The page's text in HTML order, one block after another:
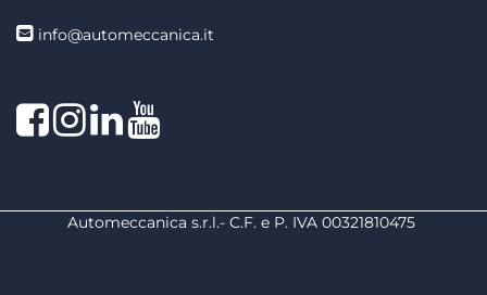
info@automeccanica.it
FacebookInstagram
linkedin
Automeccanica s.r.l.- C.F. e P. IVA 00321810475